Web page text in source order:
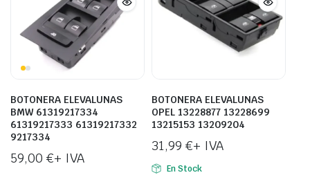
BOTONERA ELEVALUNAS
BMW 61319217334
61319217333 61319217332
9217334
59,00 €+ IVA
BOTONERA ELEVALUNAS
OPEL 13228877 13228699
13215153 13209204
31,99 €+ IVA
En Stock